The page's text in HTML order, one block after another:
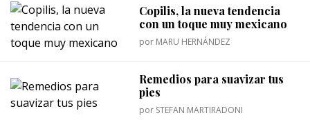
Copilis, la nueva tendencia
con un toque muy mexicano
por MARU HERNÁNDEZ
Remedios para suavizar tus
pies
por STEFAN MARTIRADONI